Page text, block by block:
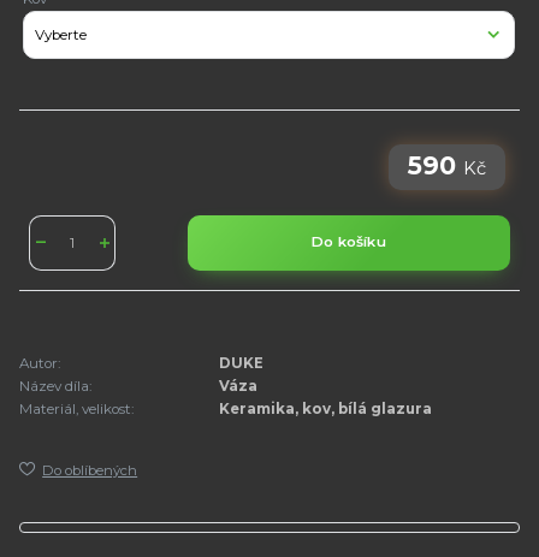
590 Kč
Do košíku
Autor:
DUKE
Název díla:
Váza
Materiál, velikost:
Keramika, kov, bílá glazura
Do oblíbených